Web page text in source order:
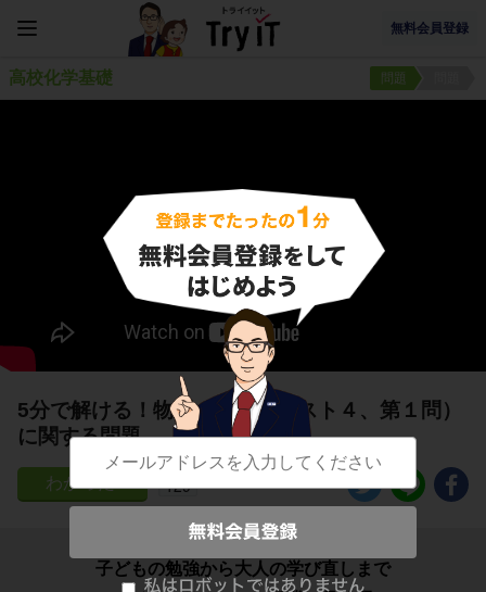
無料会員登録
高校化学基礎 問題
5分で解ける！物質の構成（テスト４、第１問）
に関する問題
129
子どもの勉強から大人の学び直しまで